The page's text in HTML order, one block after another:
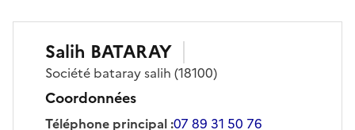
Salih BATARAY
Société bataray salih (18100)
Coordonnées
Téléphone principal:07 89 31 50 76